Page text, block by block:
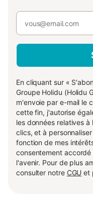
En cliquant sur «
Groupe Holidu (Holidu
m'envoie par e-mail le
cette fin, j'autorise
les données relatives
clics, et à
fonction de mes
consentement
l'avenir. Pour de plus
consulter notre CGU et